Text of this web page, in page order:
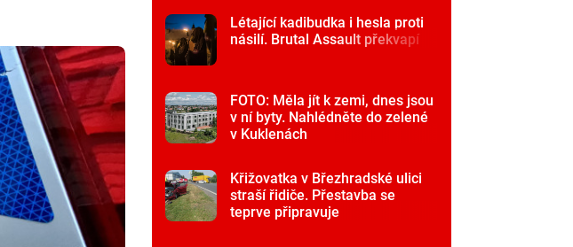
Létající kadibudka i hesla proti
násilí. Brutal Assault překvapí
FOTO: Měla jít k zemi, dnes jsou
v ní byty. Nahlédněte do zelené
v Kuklenách
Křižovatka v Březhradské ulici
straší řidiče. Přestavba se
teprve připravuje